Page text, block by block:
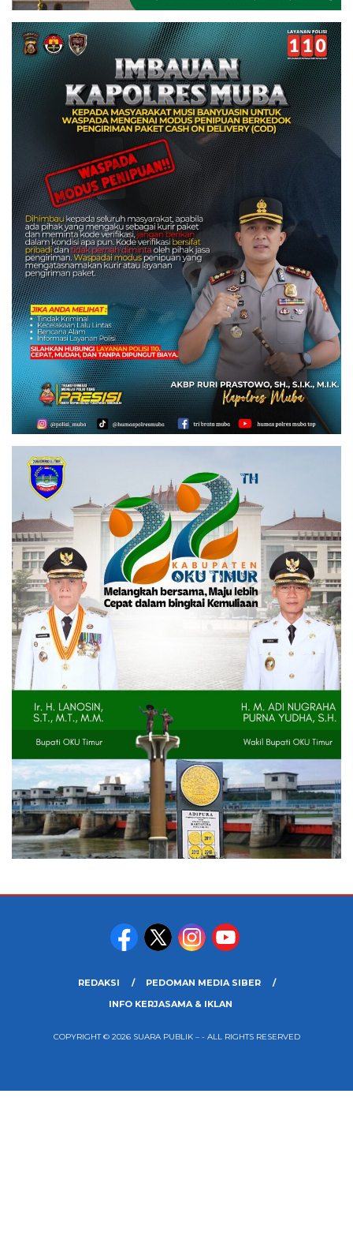
REDAKSI
PEDOMAN MEDIA SIBER
INFO KERJASAMA & IKLAN
COPYRIGHT © 2026 SUARA PUBLIK – - ALL RIGHTS RESERVED